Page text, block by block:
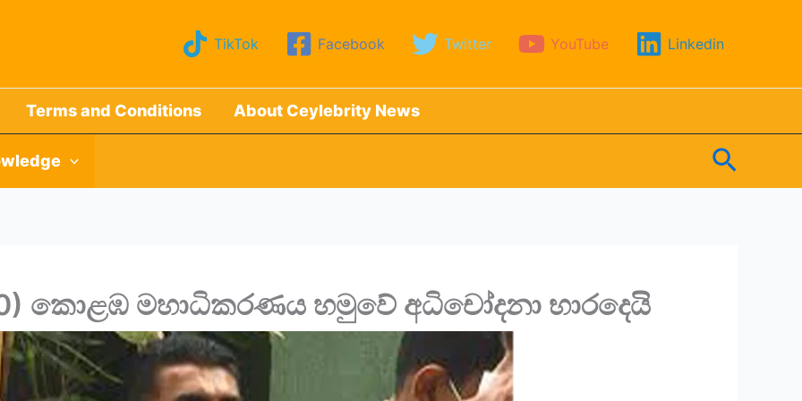
TikTok Facebook Twitter YouTube Linkedin
Terms and Conditions About Ceylebrity News
Search
කොළඹ මහාධිකරණය හමුවේ අධිචෝදනා භාරදෙයි